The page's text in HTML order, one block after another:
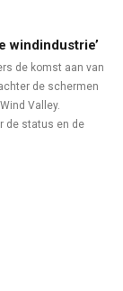
windindustrie’
de komst aan van
de schermen
Valley.
de status en de